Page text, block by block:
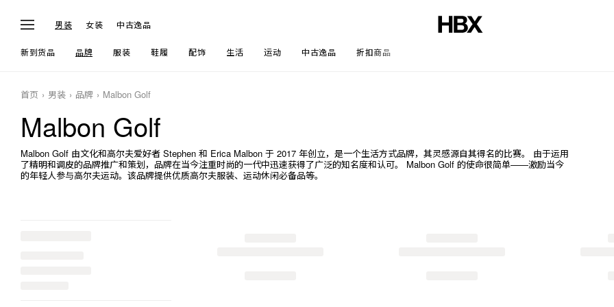
男装 女装 中古逸品
新到货品 品牌 服装 鞋履 配饰 生活 运动 中古逸品 折扣商品
首页 男装 品牌 Malbon Golf
Malbon Golf
Malbon Golf 由文化和高尔夫爱好者 Stephen 和 Erica Malbon 于 2017 年创立，是一个生活方式品牌，其灵感源自其得名的比赛。 由于运用
了精明和调皮的品牌推广和策划，品牌在当今注重时尚的一代中迅速获得了广泛的知名度和认可。 Malbon Golf 的使命很简单——激励当今
的年轻人参与高尔夫运动。该品牌提供优质高尔夫服装、运动休闲必备品等。